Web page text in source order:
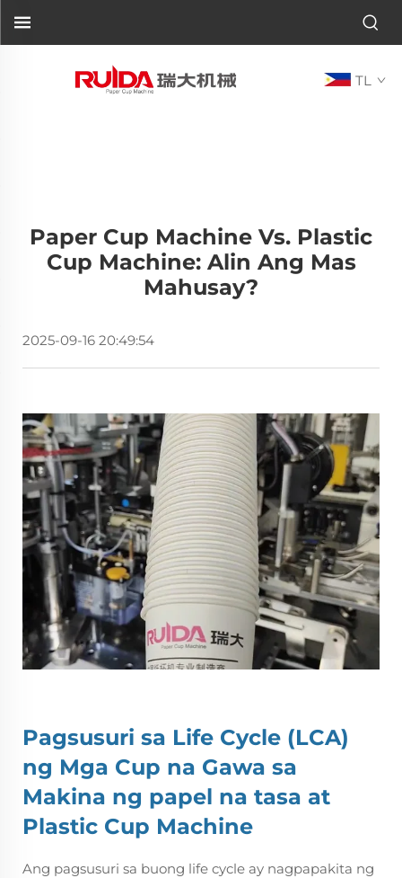
TL
Paper Cup Machine Vs. Plastic
Cup Machine: Alin Ang Mas
Mahusay?
2025-09-16 20:49:54
Pagsusuri sa Life Cycle (LCA)
ng Mga Cup na Gawa sa
Makina ng papel na tasa at
Plastic Cup Machine
Ang pagsusuri sa buong life cycle ay nagpapakita ng